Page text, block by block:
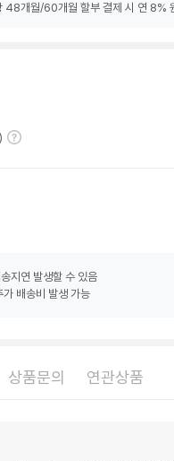
48개월/60개월 할부 결제 시 연 8%
지연 발생할 수 있음
배송비 발생 가능
상품문의 연관상품